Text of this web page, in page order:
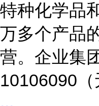
特种化学品
万多个产品
营。企业集
10106090（
...